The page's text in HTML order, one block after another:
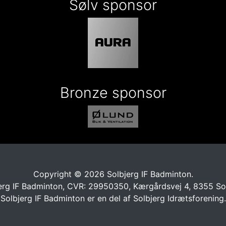
Sølv sponsor
Bronze sponsor
Copyright © 2026 Solbjerg IF Badminton.
IF Badminton, CVR: 29950350, Kærgårdsvej 4, 8355
Solbjerg IF Badminton er en del af Solbjerg Idrætsforening.